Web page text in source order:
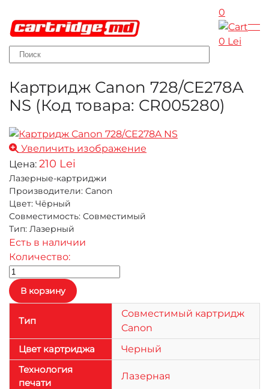
Skip to main content
0
0 Lei
Картридж Canon 728/CE278A
NS (Код товара: CR005280)
Увеличить изображение
Цена: 210 Lei
Лазерные-картриджи
Производители: Canon
Цвет: Чёрный
Совместимость: Совместимый
Тип: Лазерный
Есть в наличии
Количество:
Тип
Совместимый картридж
Canon
Цвет картриджа
Черный
Технология
печати
Лазерная